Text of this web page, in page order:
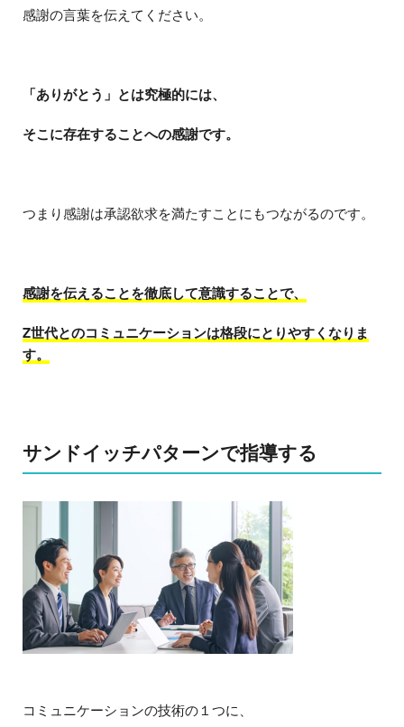
感謝の言葉を伝えてください。
「ありがとう」とは究極的には、
そこに存在することへの感謝です。
つまり感謝は承認欲求を満たすことにもつながるのです。
感謝を伝えることを徹底して意識することで、
Z世代とのコミュニケーションは格段にとりやすくなりま
す。
サンドイッチパターンで指導する
コミュニケーションの技術の１つに、